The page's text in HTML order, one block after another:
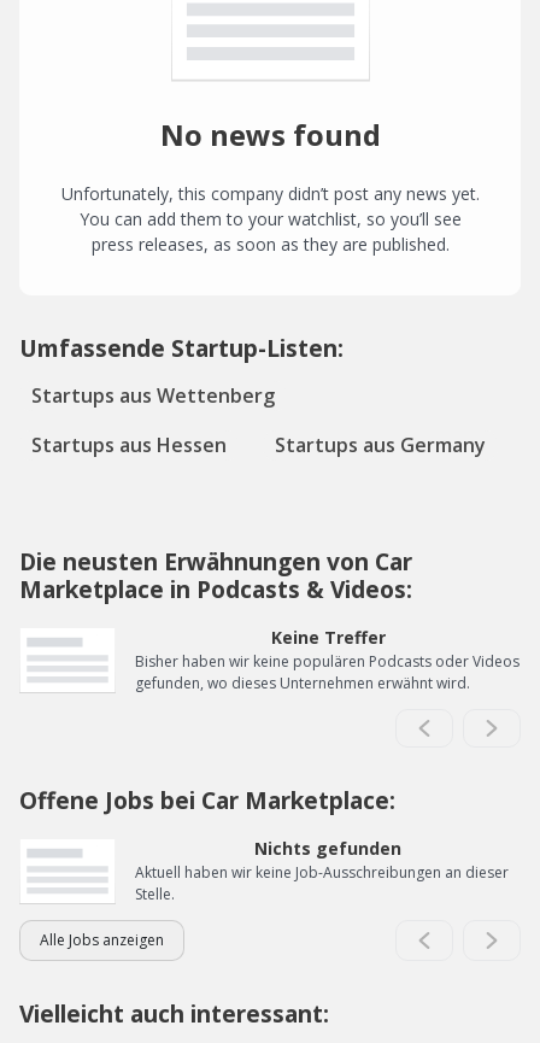
No news found
Unfortunately, this company didn’t post any news yet.
You can add them to your watchlist, so you’ll see
press releases, as soon as they are published.
Umfassende Startup-Listen:
Startups aus Wettenberg
Startups aus Hessen
Startups aus Germany
Die neusten Erwähnungen von Car
Marketplace in Podcasts & Videos:
Keine Treffer
Bisher haben wir keine populären Podcasts oder Videos
gefunden, wo dieses Unternehmen erwähnt wird.
Offene Jobs bei Car Marketplace:
Nichts gefunden
Aktuell haben wir keine Job-Ausschreibungen an dieser
Stelle.
Alle Jobs anzeigen
Vielleicht auch interessant: